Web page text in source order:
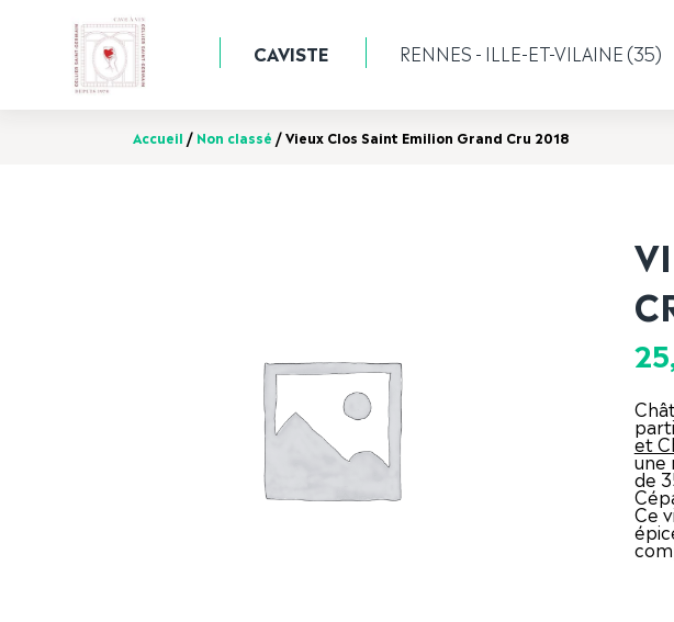
CAVISTE RENNES - ILLE-ET-VILAINE (35)
Accueil / Non classé / Vieux Clos Saint Emilion Grand Cru 2018
et
une
de
Ce